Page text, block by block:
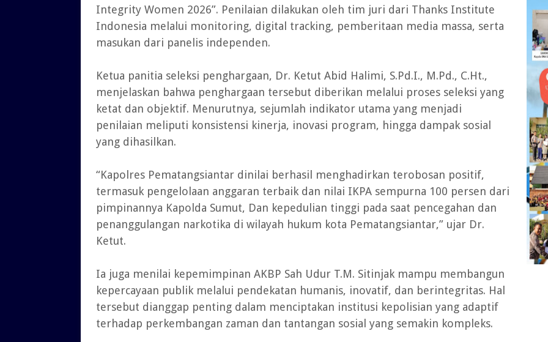
Integrity Women 2026”. Penilaian dilakukan oleh tim juri dari Thanks Institute
Indonesia melalui monitoring, digital tracking, pemberitaan media massa, serta
masukan dari panelis independen.
Ketua panitia seleksi penghargaan, Dr. Ketut Abid Halimi, S.Pd.I., M.Pd., C.Ht.,
menjelaskan bahwa penghargaan tersebut diberikan melalui proses seleksi yang
ketat dan objektif. Menurutnya, sejumlah indikator utama yang menjadi
penilaian meliputi konsistensi kinerja, inovasi program, hingga dampak sosial
yang dihasilkan.
“Kapolres Pematangsiantar dinilai berhasil menghadirkan terobosan positif,
termasuk pengelolaan anggaran terbaik dan nilai IKPA sempurna 100 persen dari
pimpinannya Kapolda Sumut, Dan kepedulian tinggi pada saat pencegahan dan
penanggulangan narkotika di wilayah hukum kota Pematangsiantar,” ujar Dr.
Ketut.
Ia juga menilai kepemimpinan AKBP Sah Udur T.M. Sitinjak mampu membangun
kepercayaan publik melalui pendekatan humanis, inovatif, dan berintegritas. Hal
tersebut dianggap penting dalam menciptakan institusi kepolisian yang adaptif
terhadap perkembangan zaman dan tantangan sosial yang semakin kompleks.